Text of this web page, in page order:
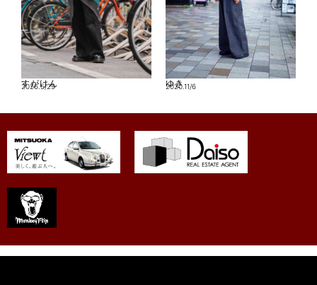
すがけん
2026.5/29 ゆき
2020.11/6